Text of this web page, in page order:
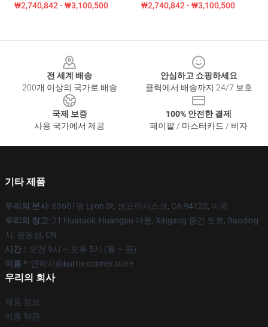
₩2,740,842 - ₩3,100,500 ₩2,740,842 - ₩3,100,500
전 세계 배송
200개 이상의 국가로 배송
안심하고 쇼핑하세요
클릭에서 배송까지 24/7 보호
국제 보증
사용 국가에서 제공
100% 안전한 결제
페이팔 / 마스터카드 / 비자
기타 제품
우리의 본사: 63601명 Lyon St, 샌프란시스코, CA 94123, 미국
우리의 창고: 21 Huatuoli, Huangpu 마을, Xingang 중간 도로, Baoding
시, 광동성, CN
시간 :: 오전 9시 ~ 오후 5시 (월 ~ 금)
이름 *: 연락처@kurtis-conner.store
우리의 회사
제품 정보
이용 약관